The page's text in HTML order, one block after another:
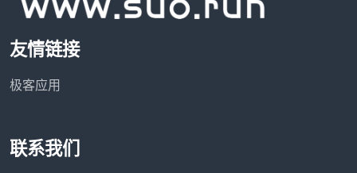
友情链接
极客应用
联系我们